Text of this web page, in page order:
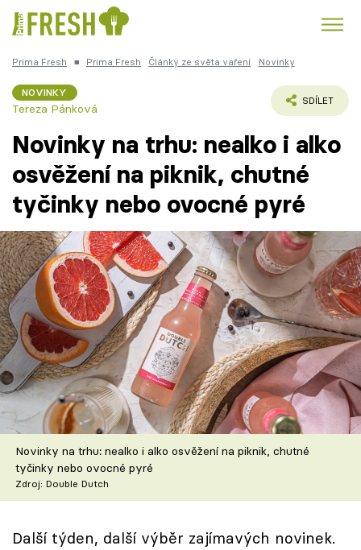
Česká kuchyně
Témata
Recepty
Články
TV Program
Škola vaření
Recepty z TV
Speciál: Cuketa
Těhotnej kuchař
Sledujte prima+
Prima Fresh ■ Prima Fresh Články ze světa vaření Novinky
NOVINKY
Tereza Pánková
SDÍLET
Novinky na trhu: nealko i alko
osvěžení na piknik, chutné
tyčinky nebo ovocné pyré
Novinky na trhu: nealko i alko osvěžení na piknik, chutné
tyčinky nebo ovocné pyré
Zdroj: Double Dutch
Další týden, další výběr zajímavých novinek.